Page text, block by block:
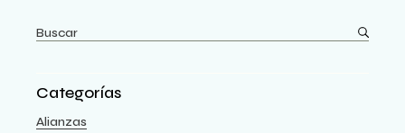
Categorías
Alianzas